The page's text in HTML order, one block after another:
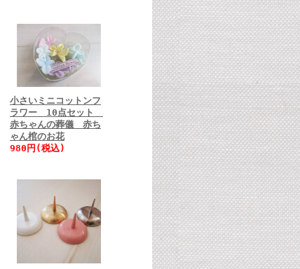
小さいミニコットンフ
ラワー 10点セット
赤ちゃんの葬儀 赤ち
ゃん棺のお花
980円(税込)